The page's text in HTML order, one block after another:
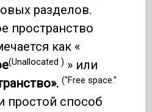
разделов.
пространство
как «
(Unallocated ) » или
("Free space."
способ